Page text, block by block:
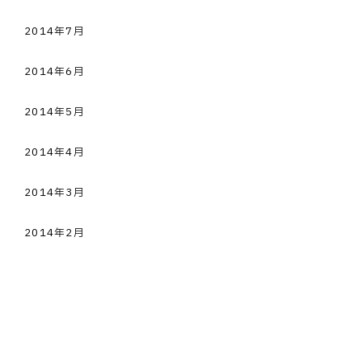
2014年7月
2014年6月
2014年5月
2014年4月
2014年3月
2014年2月